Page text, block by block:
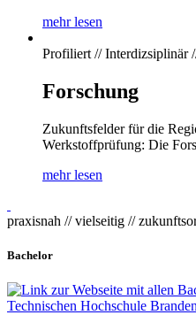
mehr lesen
Profiliert // Interdizsiplinär
Forschung
Zukunftsfelder für die
Werkstoffprüfung: Die
mehr lesen
praxisnah // vielseitig //
Bachelor